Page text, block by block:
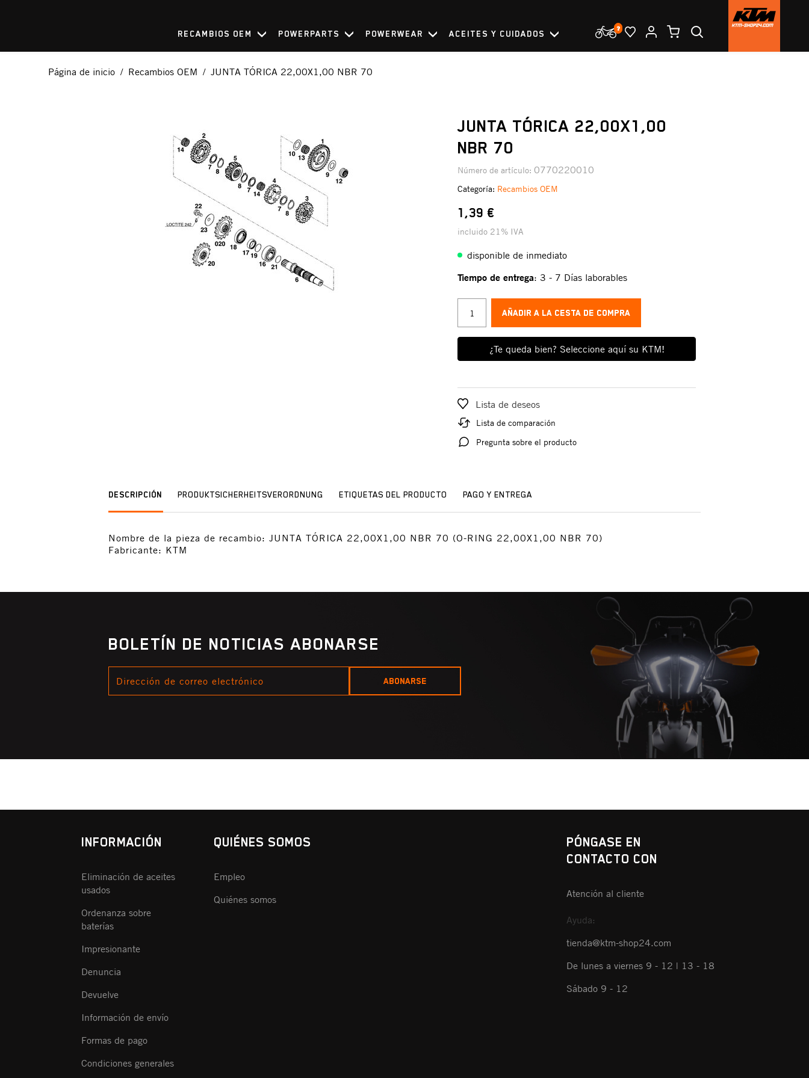
RECAMBIOS OEM POWERPARTS POWERWEAR ACEITES Y CUIDADOS
Página de inicio Recambios OEM JUNTA TÓRICA 22,00X1,00 NBR 70
JUNTA TÓRICA 22,00X1,00
NBR 70
Número de artículo: 0770220010
Categoría: Recambios OEM
1,39 €
incluido 21% IVA
disponible de inmediato
Tiempo de entrega: 3 - 7 Días laborables
¿Te queda bien? Seleccione aquí su KTM!
AÑADIR A LA CESTA DE COMPRA
Lista de deseos
Lista de comparación
Pregunta sobre el producto
DESCRIPCIÓN PRODUKTSICHERHEITSVERORDNUNG ETIQUETAS DEL PRODUCTO PAGO Y ENTREGA
Nombre de la pieza de recambio: JUNTA TÓRICA 22,00X1,00 NBR 70 (O-RING 22,00X1,00 NBR 70)
Fabricante: KTM
BOLETÍN DE NOTICIAS ABONARSE
ABONARSE
INFORMACIÓN
Eliminación de aceites
usados
Ordenanza sobre
baterías
Impresionante
Denuncia
Devuelve
Información de envío
Formas de pago
Condiciones generales
QUIÉNES SOMOS
Empleo
Quiénes somos
PÓNGASE EN
CONTACTO CON
Atención al cliente
Ayuda:
tienda@ktm-shop24.com
De lunes a viernes 9 - 12 | 13 - 18
Sábado 9 - 12